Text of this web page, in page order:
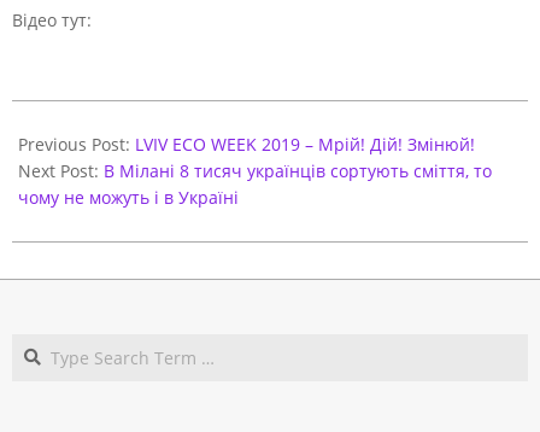
Відео тут:
09-
10
Previous Post: LVIV ECO WEEK 2019 – Мрій! Дій! Змінюй!
Next Post: В Мілані 8 тисяч українців сортують сміття, то
чому не можуть і в Україні